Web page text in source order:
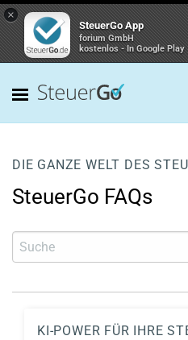
×
SteuerGo App
forium GmbH
kostenlos - In Google Play
DIE GANZE WELT DES
SteuerGo FAQs
KI-POWER FÜR IHRE